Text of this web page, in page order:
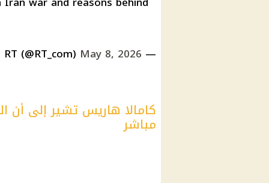
— RT (@RT_com)
May 8, 2026
كامالا هاريس تشير إلى أن
مباشر